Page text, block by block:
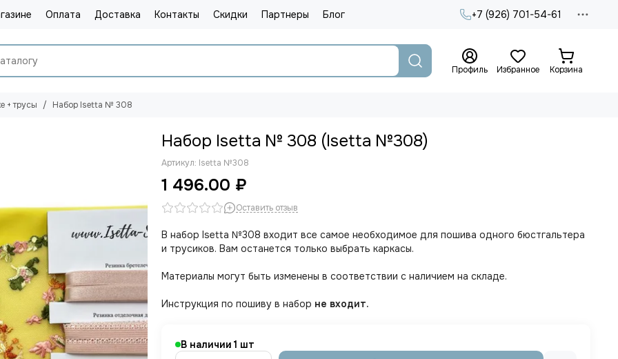
Оплата Доставка Контакты Скидки Партнеры Блог +7 (926) 701-54-61
Профиль Избранное Корзина
+ трусы Набор Isetta № 308
Набор Isetta № 308 (Isetta №308)
Артикул: Isetta №308
1 496.00 ₽
Оставить отзыв
В набор Isetta №308 входит все самое необходимое для пошива одного бюстгальтера
и трусиков. Вам останется только выбрать каркасы.
Материалы могут быть изменены в соответствии с наличием на складе.
Инструкция по пошиву в набор не входит.
В наличии 1